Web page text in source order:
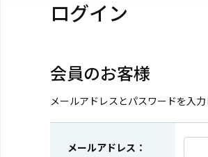
ログイン
会員のお客様
メールアドレスとパスワードを入力
メールアドレス：